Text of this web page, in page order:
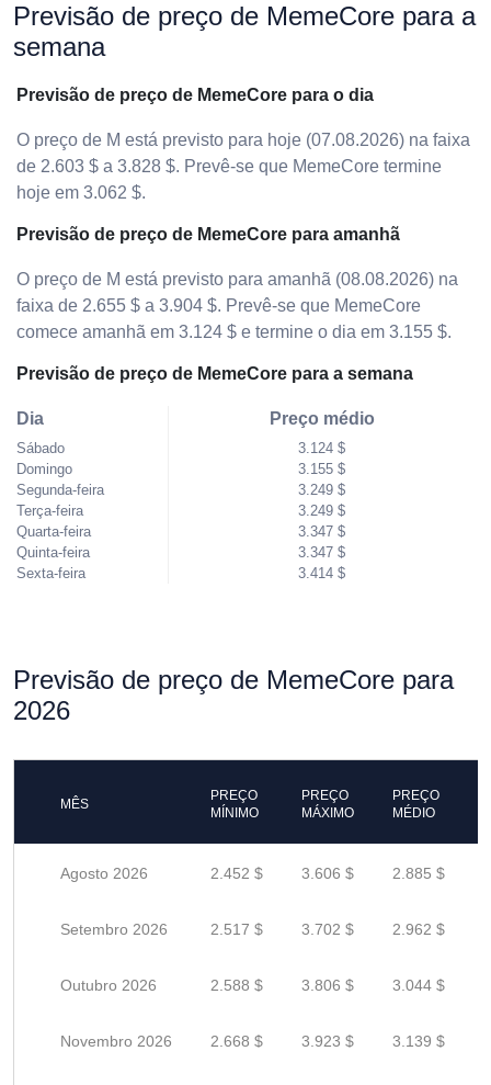
Previsão de preço de MemeCore para a
semana
Previsão de preço de MemeCore para o dia
O preço de M está previsto para hoje (07.08.2026) na faixa
de 2.603 $ a 3.828 $. Prevê-se que MemeCore termine
hoje em 3.062 $.
Previsão de preço de MemeCore para amanhã
O preço de M está previsto para amanhã (08.08.2026) na
faixa de 2.655 $ a 3.904 $. Prevê-se que MemeCore
comece amanhã em 3.124 $ e termine o dia em 3.155 $.
Previsão de preço de MemeCore para a semana
Dia
Sábado
Domingo
Segunda-feira
Terça-feira
Quarta-feira
Quinta-feira
Sexta-feira
Preço médio
3.124 $
3.155 $
3.249 $
3.249 $
3.347 $
3.347 $
3.414 $
Previsão de preço de MemeCore para
2026
MÊS
PREÇO
MÍNIMO
PREÇO
MÁXIMO
PREÇO
MÉDIO
Agosto 2026 2.452 $ 3.606 $ 2.885 $
Setembro 2026 2.517 $ 3.702 $ 2.962 $
Outubro 2026 2.588 $ 3.806 $ 3.044 $
Novembro 2026 2.668 $ 3.923 $ 3.139 $